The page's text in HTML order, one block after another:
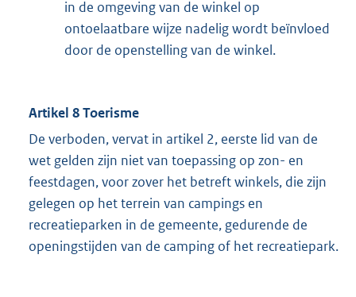
in de omgeving van de winkel op
ontoelaatbare wijze nadelig wordt beïnvloed
door de openstelling van de winkel.
Artikel 8 Toerisme
De verboden, vervat in artikel 2, eerste lid van de
wet gelden zijn niet van toepassing op zon- en
feestdagen, voor zover het betreft winkels, die zijn
gelegen op het terrein van campings en
recreatieparken in de gemeente, gedurende de
openingstijden van de camping of het recreatiepark.